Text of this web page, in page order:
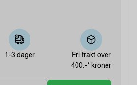
1-3 dager
Fri frakt over
400,-* kroner